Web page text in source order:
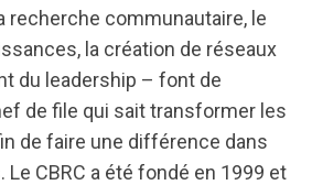
recherche communautaire, le
la création de réseaux
du leadership – font de
de file qui sait transformer les
de faire une différence dans
CBRC a été fondé en 1999 et